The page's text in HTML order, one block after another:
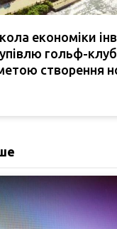
економіки
гольф-
створення